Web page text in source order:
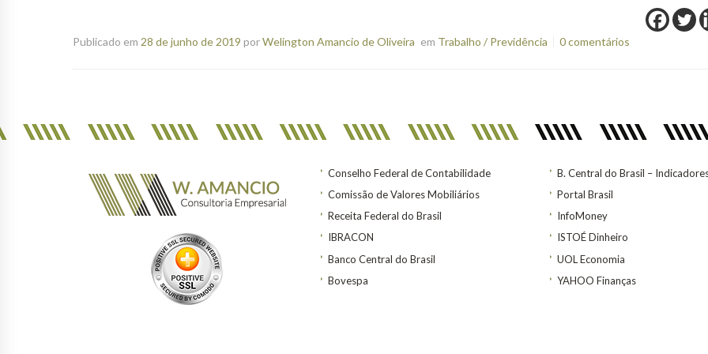
Publicado em 28 de junho de 2019 porWelington Amancio de Oliveira em Trabalho / Previdência 0 comentários
Conselho Federal de Contabilidade
Comissão de Valores Mobiliários
Receita Federal do Brasil
IBRACON
Banco Central do Brasil
Bovespa
B. Central do Brasil –
Portal Brasil
InfoMoney
ISTOÉ Dinheiro
UOL Economia
YAHOO Finanças